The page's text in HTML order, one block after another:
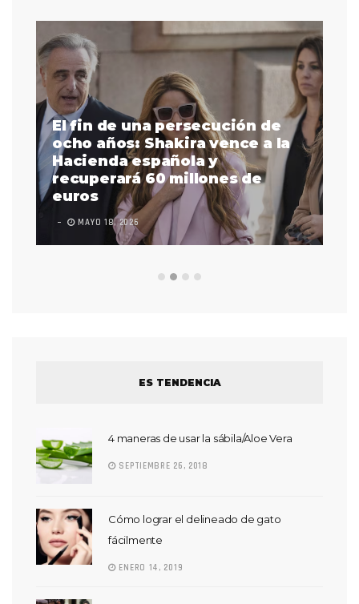
El fin de una persecución de
ocho años: Shakira vence a la
Hacienda española y
recuperará 60 millones de
euros
MAYO 18, 2026
ES TENDENCIA
4 maneras de usar la sábila/Aloe Vera
SEPTIEMBRE 26, 2018
Cómo lograr el delineado de gato
fácilmente
ENERO 14, 2019